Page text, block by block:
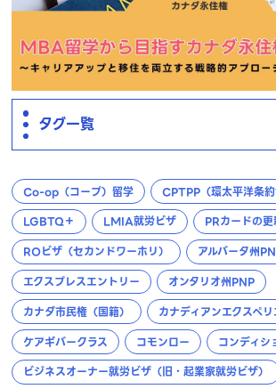
タグ一覧
Co-op（コープ）留学
CPTPP（環太平洋条
LGBTQ＋
LMIA就労ビザ
PRカードの
ROビザ（セカンドワーホリ）
アルバータ州
エクスプレスエントリー
オンタリオ州PNP
カナダ市民権（国籍）
カナディアンエクスペ
ケアギバークラス
コモンロー
コンディシ
ビジネスオーナー就労ビザ（旧・起業家就労ビザ）